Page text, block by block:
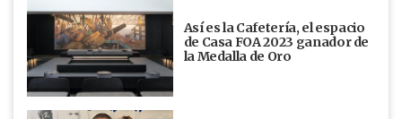
Así es la Cafetería, el espacio
de Casa FOA 2023 ganador de
la Medalla de Oro